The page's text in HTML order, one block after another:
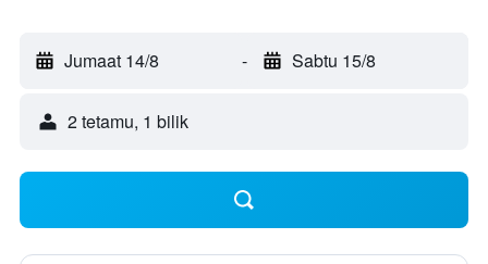
Jumaat 14/8 - Sabtu 15/8
2 tetamu, 1 bilik